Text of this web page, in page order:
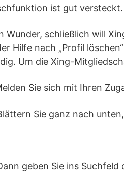
ist gut versteckt.
Wunder, schließlich will
Hilfe nach „Profil
Um die Xing-
Sie sich mit Ihren
Sie ganz nach
geben Sie ins Suchfeld